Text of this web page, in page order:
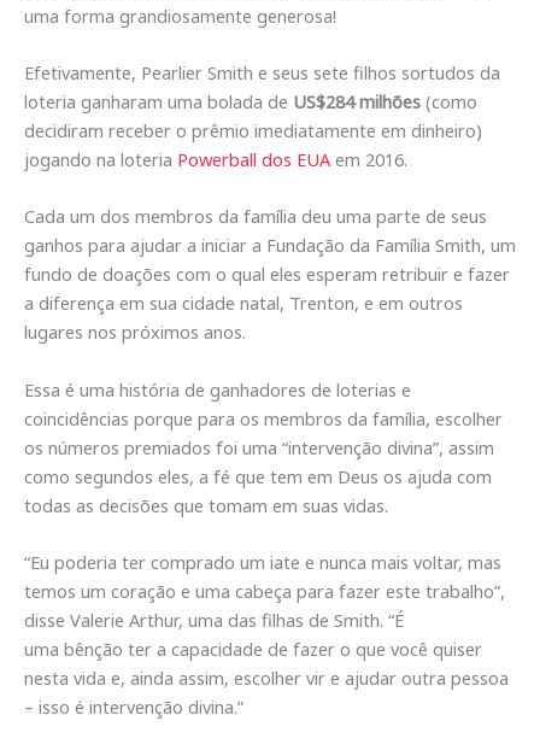
uma forma grandiosamente generosa!
Efetivamente, Pearlier Smith e seus sete filhos sortudos da
loteria ganharam uma bolada de US$284 milhões (como
decidiram receber o prêmio imediatamente em dinheiro)
jogando na loteria Powerball dos EUA em 2016.
Cada um dos membros da família deu uma parte de seus
ganhos para ajudar a iniciar a Fundação da Família Smith, um
fundo de doações com o qual eles esperam retribuir e fazer
a diferença em sua cidade natal, Trenton, e em outros
lugares nos próximos anos.
Essa é uma história de ganhadores de loterias e
coincidências porque para os membros da família, escolher
os números premiados foi uma “intervenção divina”, assim
como segundos eles, a fé que tem em Deus os ajuda com
todas as decisões que tomam em suas vidas.
“Eu poderia ter comprado um iate e nunca mais voltar, mas
temos um coração e uma cabeça para fazer este trabalho”,
disse Valerie Arthur, uma das filhas de Smith. “É
uma bênção ter a capacidade de fazer o que você quiser
nesta vida e, ainda assim, escolher vir e ajudar outra pessoa
– isso é intervenção divina.”